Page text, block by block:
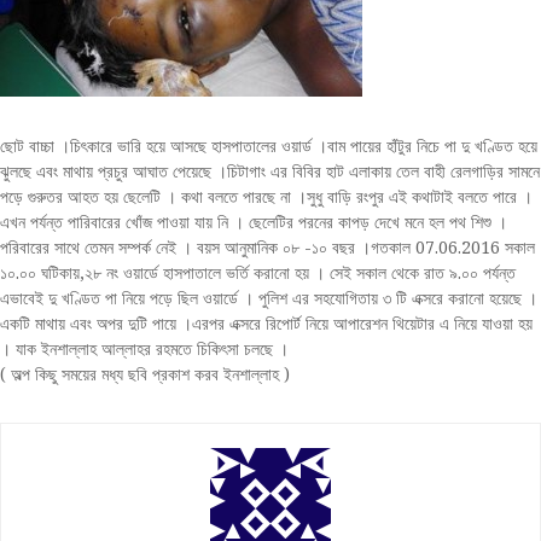
ছোট বাচ্চা ।চিৎকারে ভারি হয়ে আসছে হাসপাতালের ওয়ার্ড ।বাম পায়ের হাঁটুর নিচে পা দু খণ্ডিত হয়ে
ঝুলছে এবং মাথায় প্রচুর আঘাত পেয়েছে ।চিটাগাং এর বিবির হাট এলাকায় তেল বাহী রেলগাড়ির সামনে
পড়ে গুরুতর আহত হয় ছেলেটি । কথা বলতে পারছে না ।সুধু বাড়ি রংপুর এই কথাটাই বলতে পারে ।
এখন পর্যন্ত পারিবারের খোঁজ পাওয়া যায় নি । ছেলেটির পরনের কাপড় দেখে মনে হল পথ শিশু ।
পরিবারের সাথে তেমন সম্পর্ক নেই । বয়স আনুমানিক ০৮ -১০ বছর ।গতকাল 07.06.2016 সকাল
১০.০০ ঘটিকায়,২৮ নং ওয়ার্ডে হাসপাতালে ভর্তি করানো হয় । সেই সকাল থেকে রাত ৯.০০ পর্যন্ত
এভাবেই দু খণ্ডিত পা নিয়ে পড়ে ছিল ওয়ার্ডে । পুলিশ এর সহযোগিতায় ৩ টি এক্সরে করানো হয়েছে ।
একটি মাথায় এবং অপর দুটি পায়ে ।এরপর এক্সরে রিপোর্ট নিয়ে আপারেশন থিয়েটার এ নিয়ে যাওয়া হয়
। যাক ইনশাল্লাহ আল্লাহর রহমতে চিকিৎসা চলছে ।
( অল্প কিছু সময়ের মধ্য ছবি প্রকাশ করব ইনশাল্লাহ )